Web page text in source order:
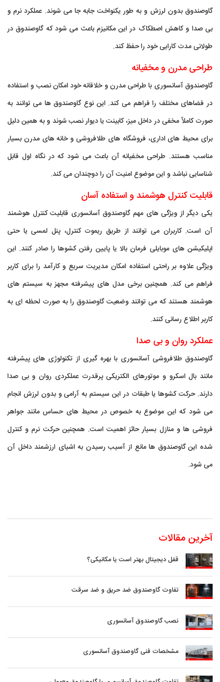
گاوصندوق بدون لرزش و به طور یکنواخت جابه جا می شوند. عملکرد نرم و
بی صدا و کاهش اصطکاک در این مکانیزم باعث می شود که گاوصندوق در
طولانی مدت کارایی خود را حفظ کند.
طراحی مدرن و مخفیانه
گاوصندوق آسانسوری با طراحی مدرن و خلاقانه خود امکان نصب و استفاده
در فضاهای مختلف را فراهم می کند. این نوع گاوصندوق ها می توانند به
صورت کاملاً مخفی در داخل میز، کابینت یا دیوار نصب شوند و به همین دلیل
برای محیط های اداری، فروشگاه های طلافروشی و خانه های مدرن بسیار
مناسب هستند. طراحی مخفیانه آن باعث می شود که در نگاه اول قابل
شناسایی نباشد و این موضوع امنیت آن را دوچندان می کند.
قابلیت کنترل هوشمند و استفاده آسان
یکی دیگر از ویژگی های مهم گاوصندوق آسانسوری قابلیت کنترل هوشمند
آن است. کاربران می توانند از طریق ریموت کنترل، پنل لمسی یا حتی
اپلیکیشن های موبایلی فرمان بالا یا پایین رفتن کشوها را صادر کنند. این
ویژگی علاوه بر راحتی استفاده امکان مدیریت سریع و کارآمد را برای کاربر
فراهم می کند. همچنین برخی مدل های پیشرفته مجهز به سیستم های
هوشمند هستند که می توانند وضعیت گاوصندوق را به صورت لحظه ای به
کاربر اطلاع رسانی کنند.
عملکرد روان و بی صدا
گاوصندوق طلافروشی آسانسوری با بهره گیری از تکنولوژی های پیشرفته
مانند بال اسکرو و موتورهای الکتریکی پرقدرت عملکردی روان و بی صدا
دارند. حرکت کشوها یا طبقات در این سیستم به آرامی و بدون لرزش انجام
می شود که این موضوع به خصوص در محیط های حساس مانند جواهر
فروشی ها و منازل بسیار حائز اهمیت است. همچنین حرکت نرم و کنترل
شده این گاوصندوق ها مانع از آسیب رسیدن به اشیای ارزشمند داخل آن
می شود.
آخرین مقالات
قفل دیجیتال بهتر است یا مکانیکی؟
تفاوت گاوصندوق ضد حریق و ضد سرقت
نصب گاوصندوق آسانسوری
مشخصات فنی گاوصندوق آسانسوری